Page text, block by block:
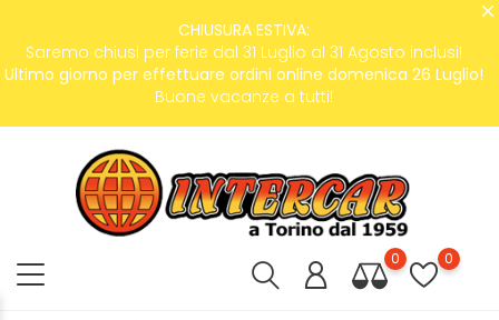
CHIUSURA ESTIVA:
Saremo chiusi per ferie dal 31 Luglio al 31 Agosto inclusi!
Ultimo giorno per effettuare ordini online domenica 26 Luglio!
Buone vacanze a tutti!
0 0